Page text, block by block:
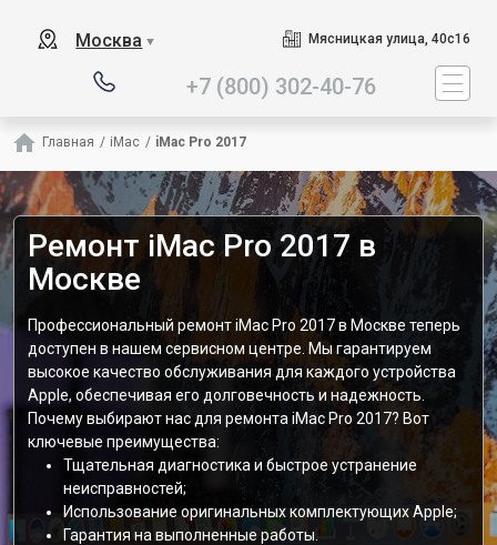
Москва ▼ Мясницкая улица, 40с16
+7 (800) 302-40-76
Главная / iMac / iMac Pro 2017
Ремонт iMac Pro 2017 в
Москве
Профессиональный ремонт iMac Pro 2017 в Москве теперь
доступен в нашем сервисном центре. Мы гарантируем
высокое качество обслуживания для каждого устройства
Apple, обеспечивая его долговечность и надежность.
Почему выбирают нас для ремонта iMac Pro 2017? Вот
ключевые преимущества:
Тщательная диагностика и быстрое устранение
неисправностей;
Использование оригинальных комплектующих Apple;
Гарантия на выполненные работы.